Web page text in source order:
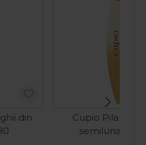
din
Cupio Pila de
semiluna 120/